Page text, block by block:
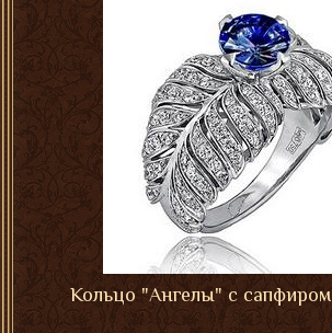
Кольцо "Ангелы" с сапфиром